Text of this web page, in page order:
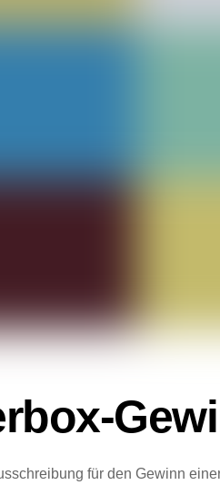
für den Gewinn